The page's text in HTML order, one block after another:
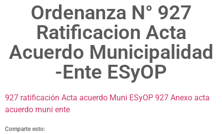
Ordenanza N° 927
Ratificacion Acta
Acuerdo Municipalidad
-Ente ESyOP
927 ratificación Acta acuerdo Muni ESyOP 927 Anexo acta
acuerdo muni ente
Comparte esto: